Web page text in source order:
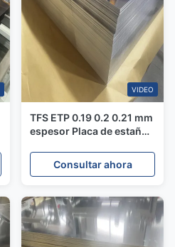
VIDEO
TFS ETP 0.19 0.2 0.21 mm
espesor Placa de estaño
para la leche en polvo
para bebés
Consultar ahora